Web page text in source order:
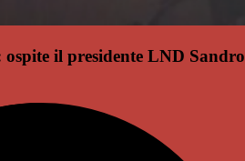
il presidente LND Sandro